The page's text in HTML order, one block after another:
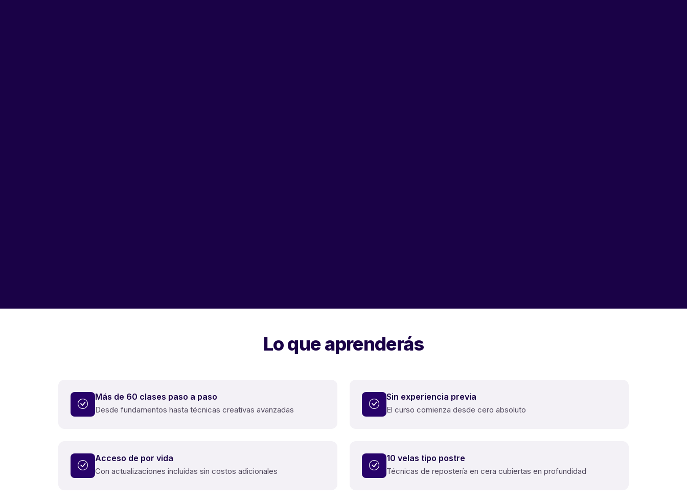
Lo que aprenderás
Más de 60 clases paso a paso
Desde fundamentos hasta técnicas creativas avanzadas
Sin experiencia previa
El curso comienza desde cero absoluto
Acceso de por vida
Con actualizaciones incluidas sin costos adicionales
10 velas tipo postre
Técnicas de repostería en cera cubiertas en profundidad